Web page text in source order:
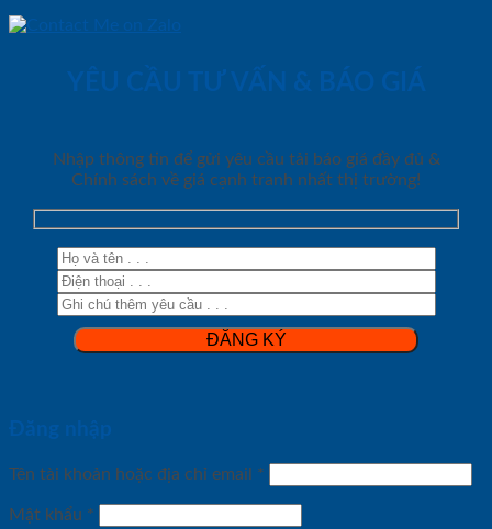
YÊU CẦU TƯ VẤN & BÁO GIÁ
Nhập thông tin để gửi yêu cầu tải báo giá đầy đủ &
Chính sách về giá cạnh tranh nhất thị trường!
Đăng nhập
Tên tài khoản hoặc địa chỉ email *
Mật khẩu *